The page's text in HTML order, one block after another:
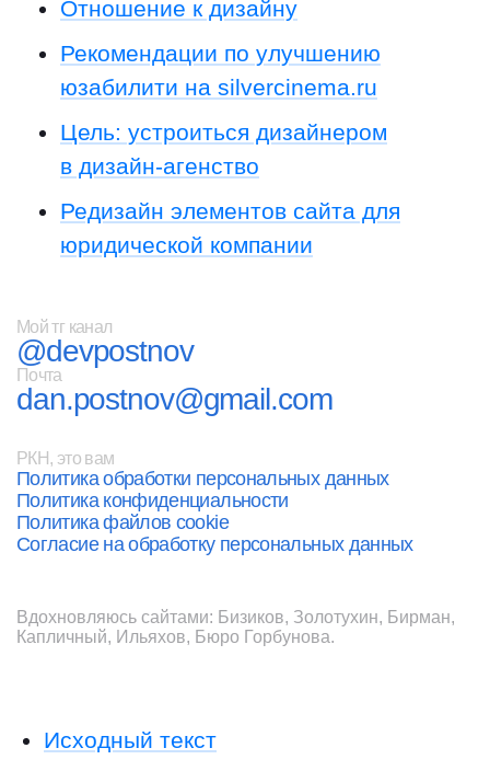
Отношение к дизайну
Рекомендации по улучшению
юзабилити на silvercinema.ru
Цель: устроиться дизайнером
в дизайн-агенство
Редизайн элементов сайта для
юридической компании
Мой тг канал
@devpostnov
Почта
dan.postnov@gmail.com
РКН, это вам
Политика обработки персональных данных
Политика конфиденциальности
Политика файлов cookie
Согласие на обработку персональных данных
Вдохновляюсь сайтами: Бизиков, Золотухин, Бирман,
Капличный, Ильяхов, Бюро Горбунова.
Исходный текст